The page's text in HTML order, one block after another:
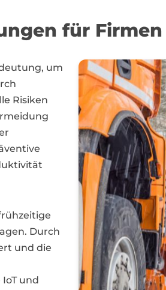
für
um
Risiken
Durch
und die
und